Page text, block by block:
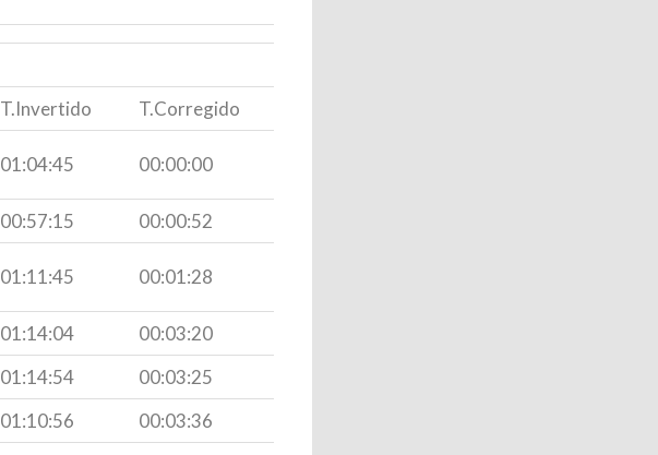
T.Invertido T.Corregido
01:04:45 00:00:00
00:57:15 00:00:52
01:11:45 00:01:28
01:14:04
00:03:20
01:14:54
00:03:25
01:10:56
00:03:36